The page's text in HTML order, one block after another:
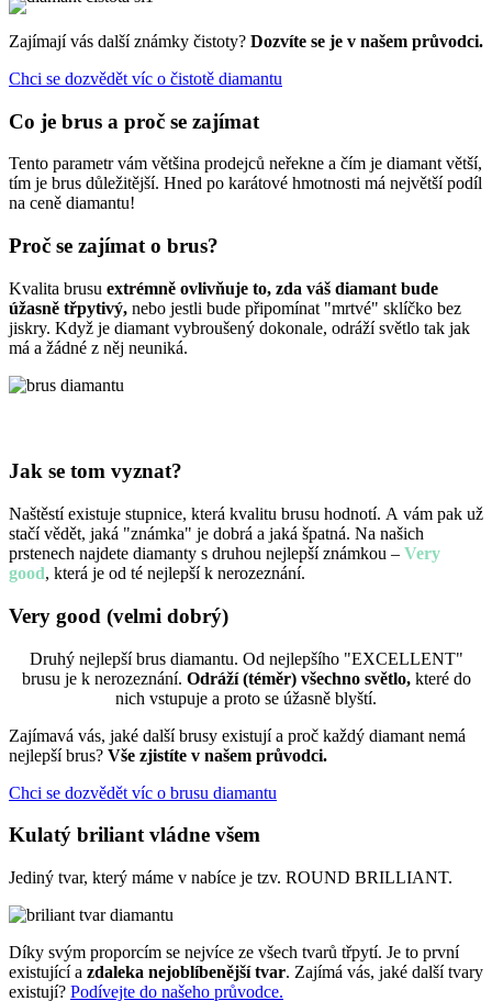
Zajímají vás další známky čistoty? Dozvíte se je v našem průvodci.
Chci se dozvědět víc o čistotě diamantu
Co je brus a proč se zajímat
Tento parametr vám většina prodejců neřekne a čím je diamant větší,
tím je brus důležitější. Hned po karátové hmotnosti má největší podíl
na ceně diamantu!
Proč se zajímat o brus?
Kvalita brusu extrémně ovlivňuje to, zda váš diamant bude
úžasně třpytivý, nebo jestli bude připomínat "mrtvé" sklíčko bez
jiskry. Když je diamant vybroušený dokonale, odráží světlo tak jak
má a žádné z něj neuniká.
Jak se tom vyznat?
Naštěstí existuje stupnice, která kvalitu brusu hodnotí. A vám pak už
stačí vědět, jaká "známka" je dobrá a jaká špatná. Na našich
prstenech najdete diamanty s druhou nejlepší známkou – Very
good, která je od té nejlepší k nerozeznání.
Very good (velmi dobrý)
Druhý nejlepší brus diamantu. Od nejlepšího "EXCELLENT"
brusu je k nerozeznání. Odráží (téměr) všechno světlo,které do
nich vstupuje a proto se úžasně blyští.
Zajímavá vás, jaké další brusy existují a proč každý diamant nemá
nejlepší brus? Vše zjistíte v našem průvodci.
Chci se dozvědět víc o brusu diamantu
Kulatý briliant vládne všem
Jediný tvar, který máme v nabíce je tzv. ROUND BRILLIANT.
Díky svým proporcím se nejvíce ze všech tvarů třpytí. Je to první
existující a zdaleka nejoblíbenější tvar. Zajímá vás, jaké další tvary
existují? Podívejte do našeho průvodce.